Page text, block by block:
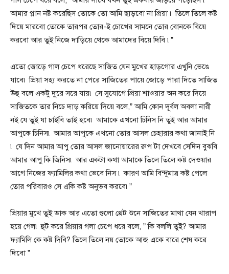
আমার প্লান নষ্ট করেছিস তোকে তো আমি ছাড়বো না প্রিয়া ৷ তিলে তিলে কষ্ট
দিয়ে মারবো তোকে তারপর তোর-ই চোখের সামনে তোর বোনকে বিয়ে
করবো আর তুই নিজে দাড়িয়ে থেকে আমাদের বিয়ে দিবি ৷”
এতো জোড়ে গাল চেপে ধরেছে সাজিত যেন মুখের হাড়গোর এখুনি ভেঙে
যাবে৷ প্রিয়া সহ্য করতে না পেরে সাজিতের পায়ে জোড়ে পারা দিতে সাজিত
উহু বলে একটু দুরে সরে যায়৷ সে সুযোগে প্রিয়া শাওয়ার অন করে দিয়ে
সাজিতকে তার নিচে দাড় করিয়ে দিয়ে বলে,” আমি কোন দূর্বল অবলা নারী
নই যে তুই যা চাইবি তাই হবে৷ আমাকে এখনো চিনিস নি তুই আর আমার
আপুকে চিনিস৷ আমার আপুকে এখনো তোর আসল চেহারার কথা জানাই নি
৷ যে দিন আমার আপু তোর আসল জানোয়ারের রুপ টা দেখবে সেদিন বুঝবি
আমার আপু কি জিনিস৷ আর একটা কথা আমাকে তিলে তিলে কষ্ট দেওয়ার
আগে নিজের ফ্যামিলির কথা ভেবে নিস ৷ কারণ আমি বিন্দুমাত্র কষ্ট পেলে
তোর পরিবারও সে একি কষ্ট অনুভব করবে৷”
প্রিয়ার মুখে তুই ডাক আর এতো গুলো থ্রেট শুনে সাজিতের মাথা যেন খারাপ
হয়ে গেল৷ হুট করে প্রিয়ার গলা চেপে ধরে বলে, ” কি বললি তুই? আমার
ফ্যামিলি কে কষ্ট দিবি? তিলে তিলে নয় তোকে আজ একে বারে শেষ করে
দিবো ”